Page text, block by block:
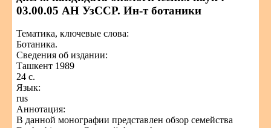
03.00.05 АН УзССР. Ин-т ботаники
Тематика, ключевые слова:
Ботаника.
Сведения об издании:
Ташкент 1989
24 с.
Язык:
rus
Аннотация:
В данной монографии представлен обзор семейства